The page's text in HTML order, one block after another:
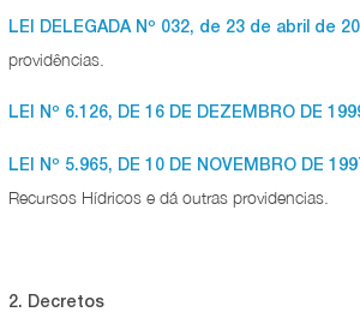
LEI DELEGADA Nº 032, de 23 de abril de
providências.
LEI Nº 6.126, DE 16 DE DEZEMBRO DE
LEI Nº 5.965, DE 10 DE NOVEMBRO DE
Recursos Hídricos e dá outras providencias.
2. Decretos